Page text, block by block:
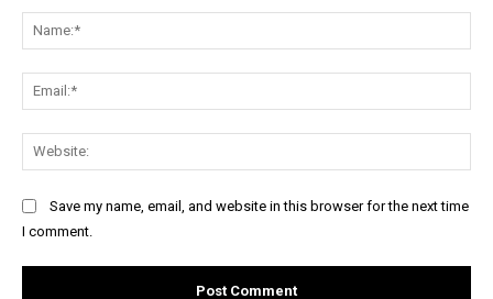
Save my name, email, and website in this browser for the next time
I comment.